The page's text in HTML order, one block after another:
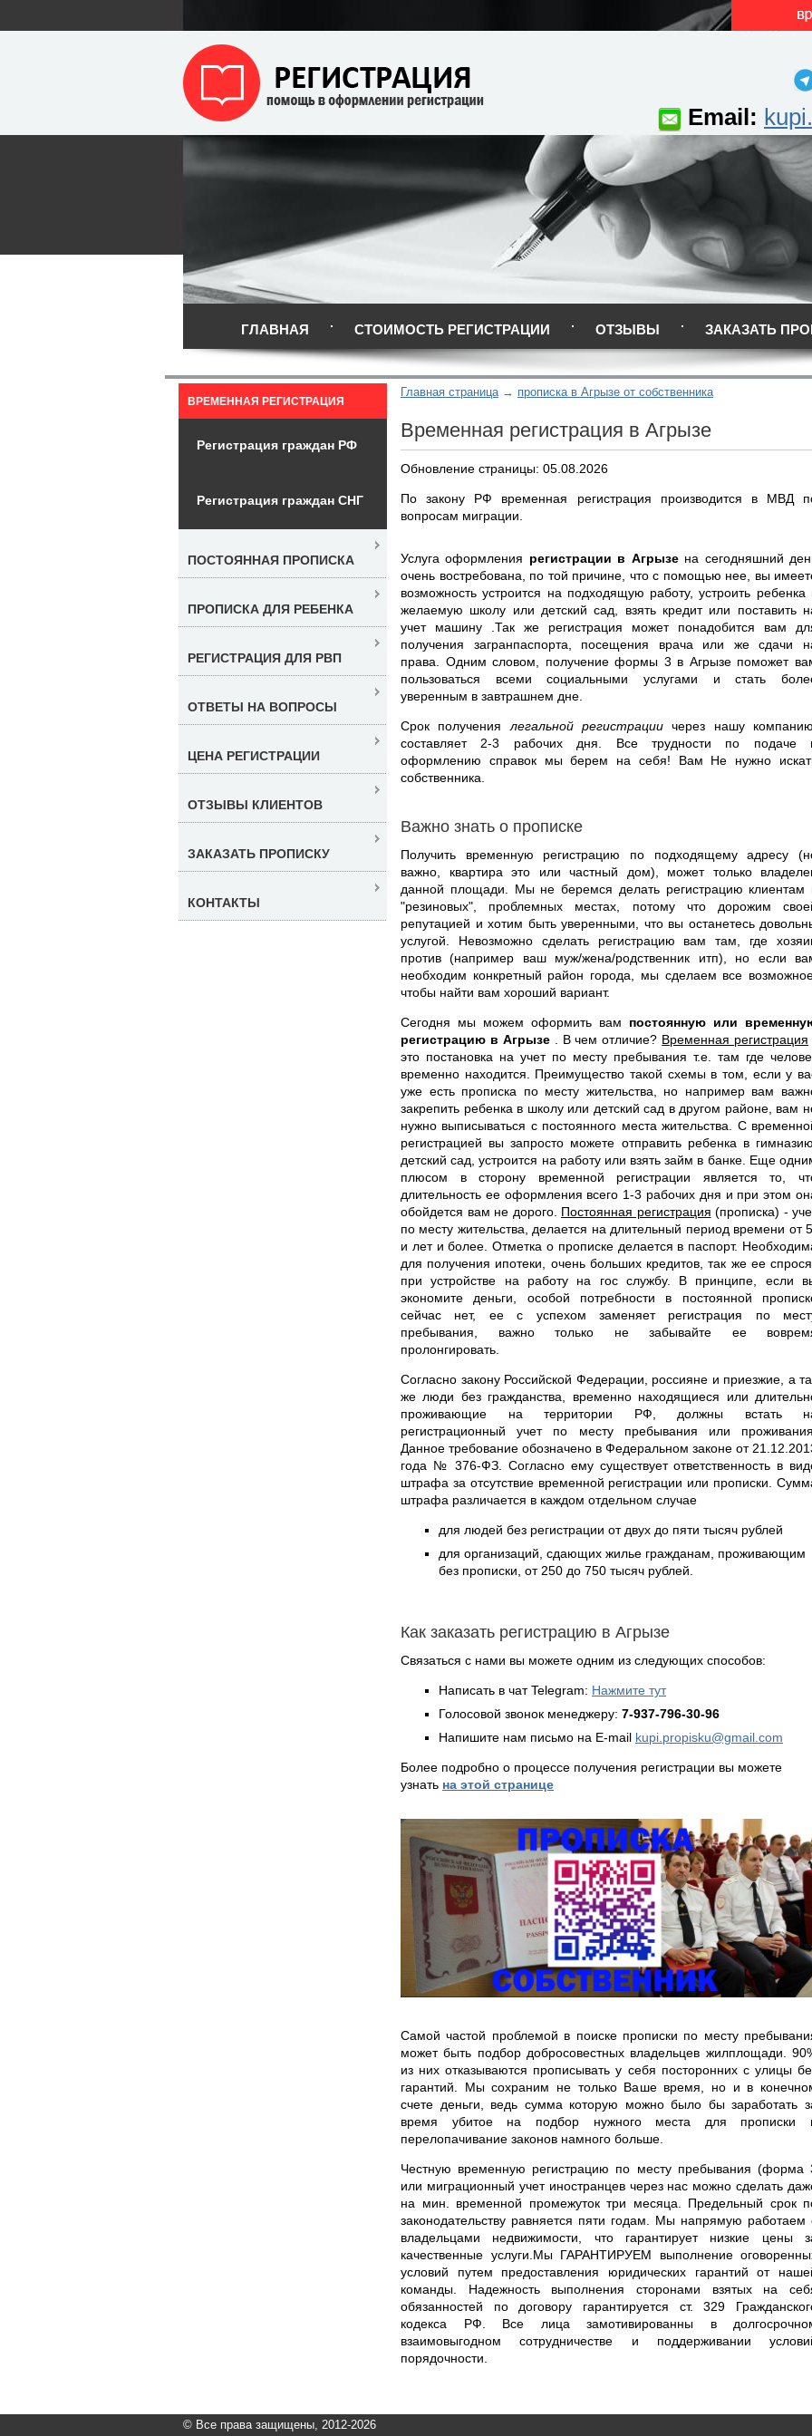
Email:
ГЛАВНАЯ СТОИМОСТЬ РЕГИСТРАЦИИ ОТЗЫВЫ ЗАКАЗАТЬ
Главная страница прописка в Агрызе от собственника
Временная регистрация в Агрызе
Обновление страницы: 05.08.2026
По закону РФ временная регистрация производится в МВД
вопросам миграции.
Услуга оформления регистрации в Агрызе на сегодняшний
очень востребована, по той причине, что с помощью нее, вы
возможность устроится на подходящую работу, устроить ребенка
желаемую школу или детский сад, взять кредит или поставить
учет машину .Так же регистрация может понадобится вам
получения загранпаспорта, посещения врача или же сдачи
права. Одним словом, получение формы 3 в Агрызе поможет
пользоваться всеми социальными услугами и стать
уверенным в завтрашнем дне.
Срок получения легальной регистрациичерез нашу компанию,
составляет 2-3 рабочих дня. Все трудности по подаче
оформлению справок мы берем на себя! Вам Не нужно
собственника.
Важно знать о прописке
Получить временную регистрацию по подходящему адресу
важно, квартира это или частный дом), может только
данной площади. Мы не беремся делать регистрацию клиентам
"резиновых", проблемных местах, потому что дорожим
репутацией и хотим быть уверенными, что вы останетесь
услугой. Невозможно сделать регистрацию вам там, где
против (например ваш муж/жена/родственник итп), но если
необходим конкретный район города, мы сделаем все
чтобы найти вам хороший вариант.
Сегодня мы можем оформить вам постоянную или
регистрацию в Агрызе
. В чем отличие? Временная регистрация
это постановка на учет по месту пребывания т.е. там где
временно находится. Преимущество такой схемы в том, если у
уже есть прописка по месту жительства, но например вам
закрепить ребенка в школу или детский сад в другом районе, вам
нужно выписываться с постоянного места жительства. С
регистрацией вы запросто можете отправить ребенка в гимназию,
детский сад, устроится на работу или взять займ в банке. Еще
плюсом в сторону временной регистрации является то,
длительность ее оформления всего 1-3 рабочих дня и при этом
обойдется вам не дорого. Постоянная регистрация (прописка) -
по месту жительства, делается на длительный период времени от
и лет и более. Отметка о прописке делается в паспорт.
для получения ипотеки, очень больших кредитов, так же ее
при устройстве на работу на гос службу. В принципе, если
экономите деньги, особой потребности в постоянной
сейчас нет, ее с успехом заменяет регистрация по
пребывания, важно только не забывайте ее
пролонгировать.
Согласно закону Российской Федерации, россияне и приезжие, а
же люди без гражданства, временно находящиеся или
проживающие на территории РФ, должны встать
регистрационный учет по месту пребывания или проживания.
Данное требование обозначено в Федеральном законе от
года № 376-ФЗ. Согласно ему существует ответственность в
штрафа за отсутствие временной регистрации или прописки.
штрафа различается в каждом отдельном случае
для людей без регистрации от двух до пяти тысяч рублей
для организаций, сдающих жилье гражданам, проживающим
без прописки, от 250 до 750 тысяч рублей.
Как заказать регистрацию в Агрызе
Связаться с нами вы можете одним из следующих способов:
Написать в чат Telegram: Нажмите тут
Голосовой звонок менеджеру: 7-937-796-30-96
Напишите нам письмо на E-mail kupi.propisku@gmail.com
Более подробно о процессе получения регистрации вы можете
узнать на этой странице
Самой частой проблемой в поиске прописки по месту
может быть подбор добросовестных владельцев жилплощади.
из них отказываются прописывать у себя посторонних с улицы
гарантий. Мы сохраним не только Ваше время, но и в
счете деньги, ведь сумма которую можно было бы заработать
время убитое на подбор нужного места для прописки
перелопачивание законов намного больше.
Честную временную регистрацию по месту пребывания (форма
или миграционный учет иностранцев через нас можно сделать
на мин. временной промежуток три месяца. Предельный срок
законодательству равняется пяти годам. Мы напрямую работаем
владельцами недвижимости, что гарантирует низкие цены
качественные услуги.Мы ГАРАНТИРУЕМ выполнение
условий путем предоставления юридических гарантий от
команды. Надежность выполнения сторонами взятых на
обязанностей по договору гарантируется ст. 329
кодекса РФ. Все лица замотивированны в
взаимовыгодном сотрудничестве и поддерживании
порядочности.
ВРЕМЕННАЯ РЕГИСТРАЦИЯ
Регистрация граждан РФ
Регистрация граждан СНГ
ПОСТОЯННАЯ ПРОПИСКА
ПРОПИСКА ДЛЯ РЕБЕНКА
РЕГИСТРАЦИЯ ДЛЯ РВП
ОТВЕТЫ НА ВОПРОСЫ
ЦЕНА РЕГИСТРАЦИИ
ОТЗЫВЫ КЛИЕНТОВ
ЗАКАЗАТЬ ПРОПИСКУ
КОНТАКТЫ
© Все права защищены, 2012-2026